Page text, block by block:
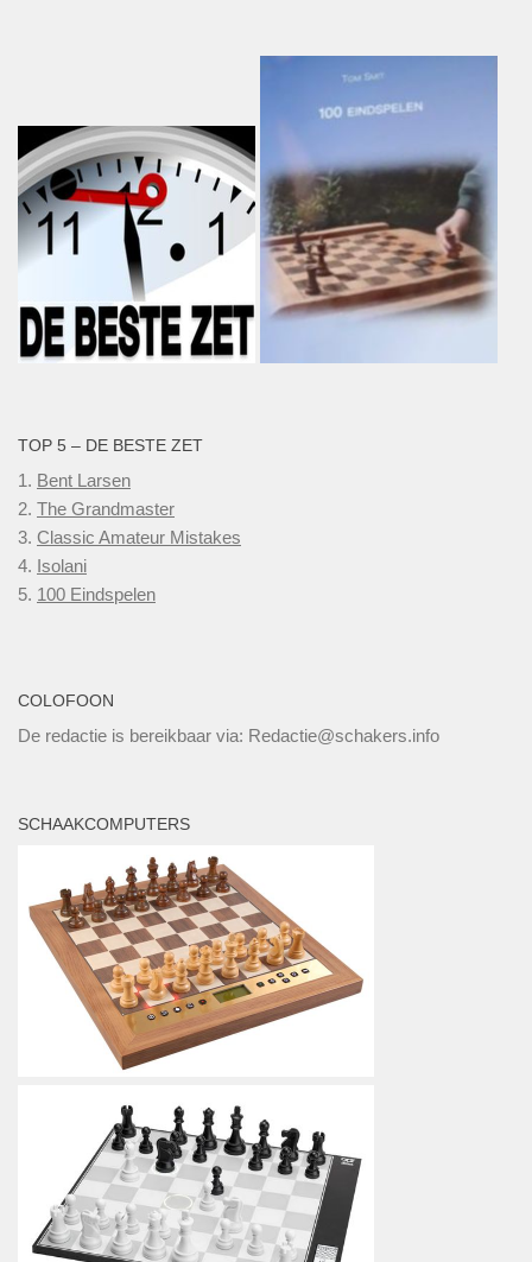
TOP 5 – DE BESTE ZET
1. Bent Larsen
2. The Grandmaster
3. Classic Amateur Mistakes
4. Isolani
COLOFOON